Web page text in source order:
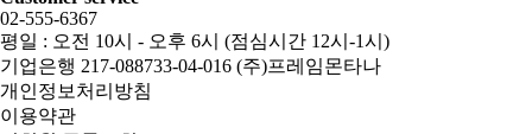
02-555-6367
평일 : 오전 10시 - 오후 6시 (점심시간 12시-1시)
기업은행 217-088733-04-016 (주)프레임몬타나
개인정보처리방침
이용약관